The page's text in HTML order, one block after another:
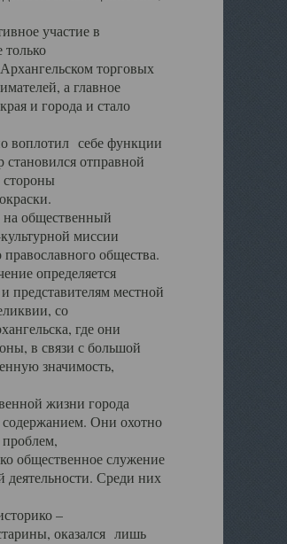
участие в
только
торговых
а главное
и города и стало
себе функции
отправной
стороны
общественный
миссии
общества.
определяется
представителям местной
со
где они
в связи с большой
значимость,
жизни города
Они охотно
общественное служение
деятельности. Среди них
–
оказался лишь